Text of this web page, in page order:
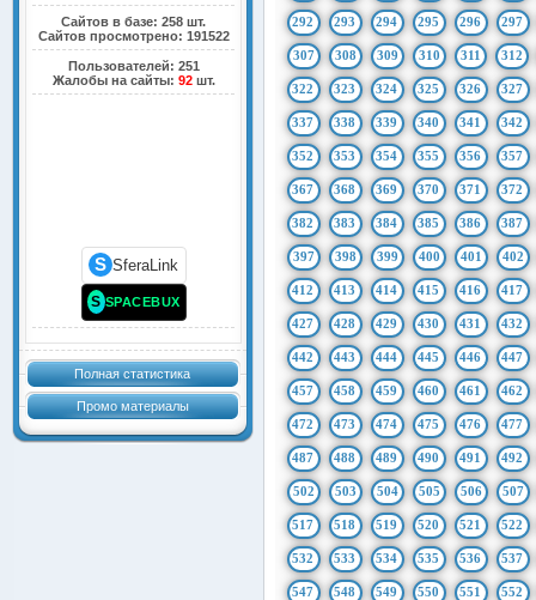
Сайтов в базе: 258 шт.
Сайтов просмотрено: 191522
Пользователей: 251
Жалобы на сайты: 92шт.
S SferaLink
S SPACEBUX
Полная статистика
Промо материалы
292 293 294 295 296 297
307 308 309 310 311 312
322 323 324 325 326 327
337 338 339 340 341 342
352 353 354 355 356 357
367 368 369 370 371 372
382 383 384 385 386 387
397 398 399 400 401 402
412 413 414 415 416 417
427 428 429 430 431 432
442 443 444 445 446 447
457 458 459 460 461 462
472 473 474 475 476 477
487 488 489 490 491 492
502 503 504 505 506 507
517 518 519 520 521 522
532 533 534 535 536 537
547 548 549 550 551 552